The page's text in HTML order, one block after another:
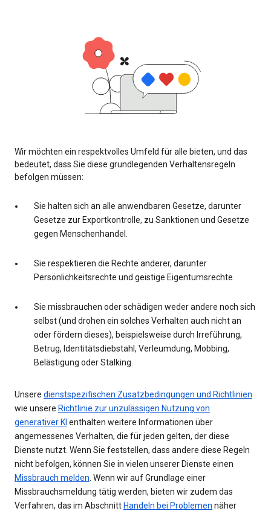
Wir möchten ein respektvolles Umfeld für alle bieten, und das
bedeutet, dass Sie diese grundlegenden Verhaltensregeln
befolgen müssen:
Sie halten sich an alle anwendbaren Gesetze, darunter
Gesetze zur Exportkontrolle, zu Sanktionen und Gesetze
gegen Menschenhandel.
Sie respektieren die Rechte anderer, darunter
Persönlichkeitsrechte und geistige Eigentumsrechte.
Sie missbrauchen oder schädigen weder andere noch sich
selbst (und drohen ein solches Verhalten auch nicht an
oder fördern dieses), beispielsweise durch Irreführung,
Betrug, Identitätsdiebstahl, Verleumdung, Mobbing,
Belästigung oder Stalking.
Unsere dienstspezifischen Zusatzbedingungen und Richtlinien
wie unsere Richtlinie zur unzulässigen Nutzung von
generativer KI enthalten weitere Informationen über
angemessenes Verhalten, die für jeden gelten, der diese
Dienste nutzt. Wenn Sie feststellen, dass andere diese Regeln
nicht befolgen, können Sie in vielen unserer Dienste einen
Missbrauch melden. Wenn wir auf Grundlage einer
Missbrauchsmeldung tätig werden, bieten wir zudem das
Verfahren, das im Abschnitt Handeln bei Problemen näher